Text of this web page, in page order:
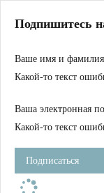
Магазин
Журнал
Школа
Устав
Фильмы
Имена
Тэги
Подпишитесь
Ваше имя и фамилия
Какой-то текст
Ваша электронная
Какой-то текст
Подписаться